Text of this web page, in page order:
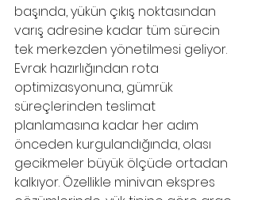
başında, yükün çıkış noktasından
varış adresine kadar tüm sürecin
tek merkezden yönetilmesi geliyor.
Evrak hazırlığından rota
optimizasyonuna, gümrük
süreçlerinden teslimat
planlamasına kadar her adım
önceden kurgulandığında, olası
gecikmeler büyük ölçüde ortadan
kalkıyor. Özellikle minivan ekspres